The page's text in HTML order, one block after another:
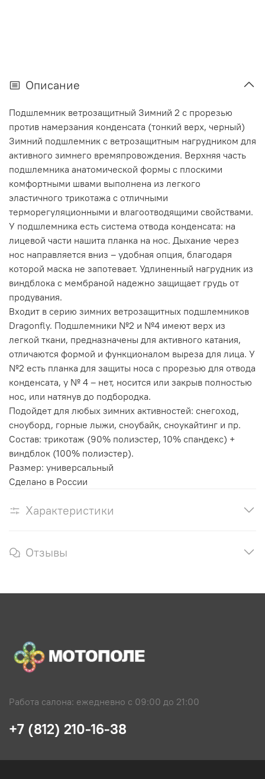
Описание
Подшлемник ветрозащитный Зимний 2 с прорезью
против намерзания конденсата (тонкий верх, черный)
Зимний подшлемник с ветрозащитным нагрудником для
активного зимнего времяпровождения. Верхняя часть
подшлемника анатомической формы с плоскими
комфортными швами выполнена из легкого
эластичного трикотажа с отличными
терморегуляционными и влагоотводящими свойствами.
У подшлемника есть система отвода конденсата: на
лицевой части нашита планка на нос. Дыхание через
нос направляется вниз – удобная опция, благодаря
которой маска не запотевает. Удлиненный нагрудник из
виндблока с мембраной надежно защищает грудь от
продувания.
Входит в серию зимних ветрозащитных подшлемников
Dragonfly. Подшлемники №2 и №4 имеют верх из
легкой ткани, предназначены для активного катания,
отличаются формой и функционалом выреза для лица. У
№2 есть планка для защиты носа с прорезью для отвода
конденсата, у № 4 – нет, носится или закрыв полностью
нос, или натянув до подбородка.
Подойдет для любых зимних активностей: снегоход,
сноуборд, горные лыжи, сноубайк, сноукайтинг и пр.
Состав: трикотаж (90% полиэстер, 10% спандекс) +
виндблок (100% полиэстер).
Размер: универсальный
Сделано в России
Характеристики
Отзывы
Работа салона: ежедневно с 09:00 до 21:00
+7 (812) 210-16-38